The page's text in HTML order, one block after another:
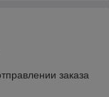
заказа